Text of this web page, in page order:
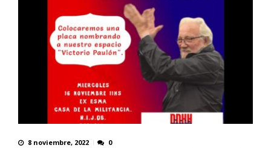
8 noviembre, 2022 0